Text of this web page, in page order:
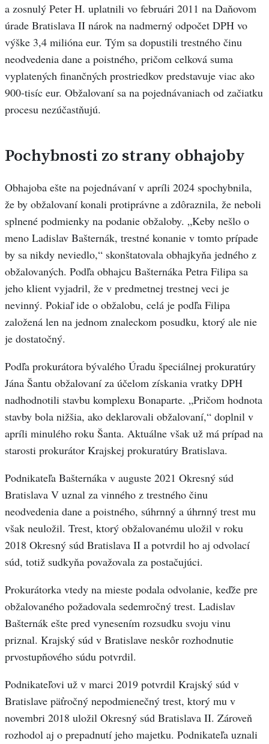
a zosnulý Peter H. uplatnili vo februári 2011 na Daňovom
úrade Bratislava II nárok na nadmerný odpočet DPH vo
výške 3,4 milióna eur. Tým sa dopustili trestného činu
neodvedenia dane a poistného, pričom celková suma
vyplatených finančných prostriedkov predstavuje viac ako
900-tisíc eur. Obžalovaní sa na pojednávaniach od začiatku
procesu nezúčastňujú.
Pochybnosti zo strany obhajoby
Obhajoba ešte na pojednávaní v apríli 2024 spochybnila,
že by obžalovaní konali protiprávne a zdôraznila, že neboli
splnené podmienky na podanie obžaloby. „Keby nešlo o
meno Ladislav Bašternák, trestné konanie v tomto prípade
by sa nikdy neviedlo,“ skonštatovala obhajkyňa jedného z
obžalovaných. Podľa obhajcu Bašternáka Petra Filipa sa
jeho klient vyjadril, že v predmetnej trestnej veci je
nevinný. Pokiaľ ide o obžalobu, celá je podľa Filipa
založená len na jednom znaleckom posudku, ktorý ale nie
je dostatočný.
Podľa prokurátora bývalého Úradu špeciálnej prokuratúry
Jána Šantu obžalovaní za účelom získania vratky DPH
nadhodnotili stavbu komplexu Bonaparte. „Pričom hodnota
stavby bola nižšia, ako deklarovali obžalovaní,“ doplnil v
apríli minulého roku Šanta. Aktuálne však už má prípad na
starosti prokurátor Krajskej prokuratúry Bratislava.
Podnikateľa Bašternáka v auguste 2021 Okresný súd
Bratislava V uznal za vinného z trestného činu
neodvedenia dane a poistného, súhrnný a úhrnný trest mu
však neuložil. Trest, ktorý obžalovanému uložil v roku
2018 Okresný súd Bratislava II a potvrdil ho aj odvolací
súd, totiž sudkyňa považovala za postačujúci.
Prokurátorka vtedy na mieste podala odvolanie, keďže pre
obžalovaného požadovala sedemročný trest. Ladislav
Bašternák ešte pred vynesením rozsudku svoju vinu
priznal. Krajský súd v Bratislave neskôr rozhodnutie
prvostupňového súdu potvrdil.
Podnikateľovi už v marci 2019 potvrdil Krajský súd v
Bratislave päťročný nepodmienečný trest, ktorý mu v
novembri 2018 uložil Okresný súd Bratislava II. Zároveň
rozhodol aj o prepadnutí jeho majetku. Podnikateľa uznali